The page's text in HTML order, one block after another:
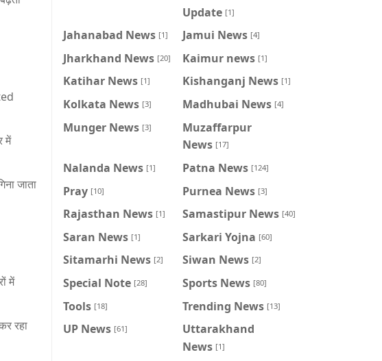
में
जाता
में
रहा
Update [1]
Jahanabad News [1] Jamui News [4]
Jharkhand News [20] Kaimur news [1]
Katihar News [1] Kishanganj News [1]
Kolkata News [3] Madhubai News [4]
Munger News [3]
Muzaffarpur
News [17]
Nalanda News [1] Patna News [124]
Pray [10] Purnea News [3]
Rajasthan News [1] Samastipur News [40]
Saran News [1] Sarkari Yojna [60]
Sitamarhi News [2] Siwan News [2]
Special Note [28] Sports News [80]
Tools [18] Trending News [13]
UP News [61]
Uttarakhand
News [1]